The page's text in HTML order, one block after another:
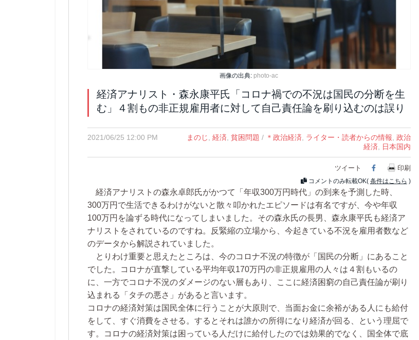
画像の出典: photo-ac
経済アナリスト・森永康平氏「コロナ禍での不況は国民の分断を生
む」４割もの非正規雇用者に対して自己責任論を刷り込むのは誤り
2021/06/25 12:00 PM まのじ 経済 貧困問題 / ＊政治経済 ライター・読者からの情報 政治
経済
日本国内
ツイート Facebook
印刷
コメントのみ転載OK( 条件はこちら )
経済アナリストの森永卓郎氏がかつて「年収300万円時代」の到来を予測した時、
300万円で生活できるわけがないと散々叩かれたエピソードは有名ですが、今や年収
100万円を論ずる時代になってしまいました。その森永氏の長男、森永康平氏も経済ア
ナリストをされているのですね。反緊縮の立場から、今起きている不況を雇用者数など
のデータから解説されていました。
とりわけ重要と思えたところは、今のコロナ不況の特徴が「国民の分断」にあること
でした。コロナが直撃している平均年収170万円の非正規雇用の人々は４割もいるの
に、一方でコロナ不況のダメージのない層もあり、ここに経済困窮の自己責任論が刷り
込まれる「タチの悪さ」があると言います。
コロナの経済対策は国民全体に行うことが大原則で、当面お金に余裕がある人にも給付
をして、すぐ消費をさせる。するとそれは誰かの所得になり経済が回る、という理屈で
す。コロナの経済対策は困っている人だけに給付したのでは効果的でなく、国全体で底